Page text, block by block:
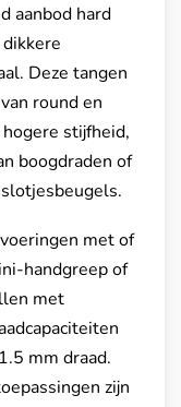
aanbod hard
Deze tangen
round en
stijfheid,
boogdraden of
met of
handgreep of
met
mm draad.
zijn